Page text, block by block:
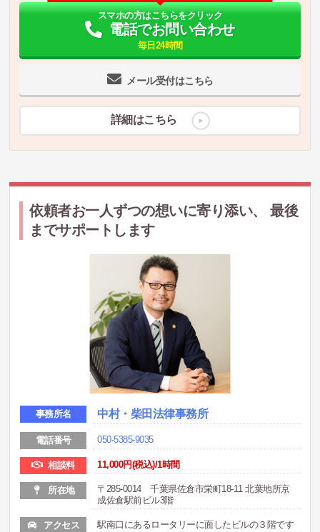
メール受付はこちら
スマホの方はこちらをクリック
電話でお問い合わせ
毎日24時間
詳細はこちら
依頼者お一人ずつの想いに寄り添い、 最後
までサポートします
事務所名 中村・柴田法律事務所
電話番号 050-5385-9035
相談料 11,000円(税込)/1時間
所在地
〒285-0014 千葉県佐倉市栄町18-11 北葉地所京
成佐倉駅前ビル3階
アクセス 駅南口にあるロータリーに面したビルの３階です